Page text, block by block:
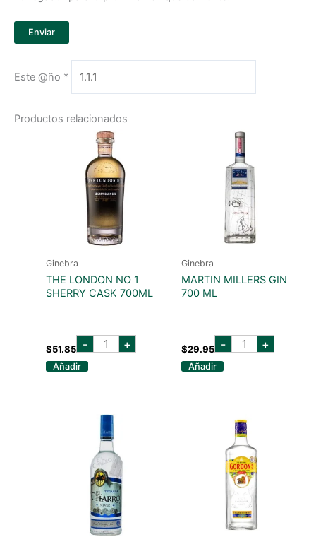
Este @ño *
Productos relacionados
Ginebra
THE LONDON NO 1
SHERRY CASK 700ML
$51.85 - the
london+
Añadir
Ginebra
MARTIN MILLERS GIN
700 ML
$29.95 - martin
millers+
Añadir